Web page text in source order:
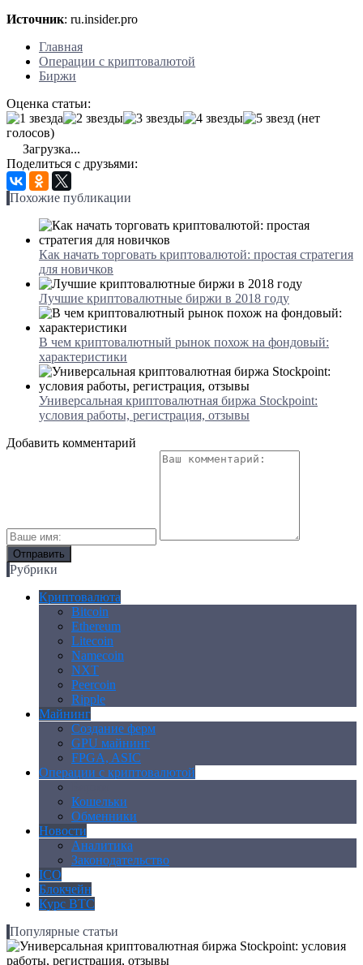
Источник: ru.insider.pro
Главная
Операции с криптовалютой
Биржи
Оценка статьи:
(нет
голосов)
Загрузка...
Поделиться с друзьями:
Похожие публикации
Как начать торговать криптовалютой: простая стратегия
для новичков
Лучшие криптовалютные биржи в 2018 году
В чем криптовалютный рынок похож на фондовый:
характеристики
Универсальная криптовалютная биржа Stockpoint:
условия работы, регистрация, отзывы
Добавить комментарий
Рубрики
Криптовалюта
Bitcoin
Ethereum
Litecoin
Namecoin
NXT
Peercoin
Ripple
Майнинг
Создание ферм
GPU майнинг
FPGA, ASIC
Операции с криптовалютой
Кошельки
Обменники
Новости
Аналитика
Законодательство
ICO
Блокчейн
Курс BTC
Популярные статьи